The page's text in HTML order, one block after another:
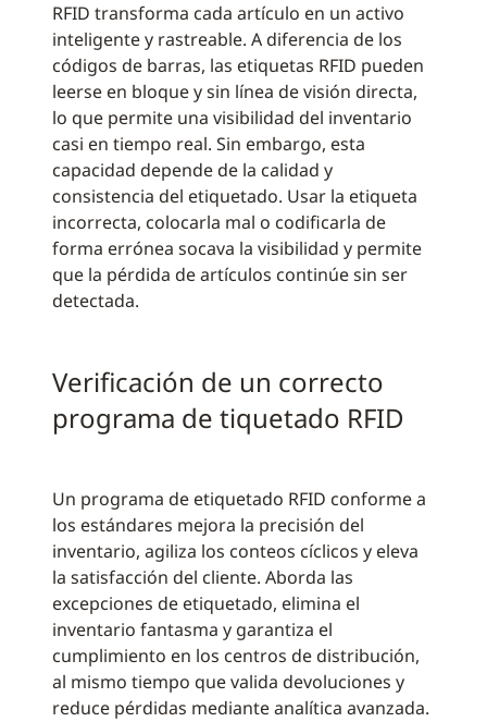
RFID transforma cada artículo en un activo
inteligente y rastreable. A diferencia de los
códigos de barras, las etiquetas RFID pueden
leerse en bloque y sin línea de visión directa,
lo que permite una visibilidad del inventario
casi en tiempo real. Sin embargo, esta
capacidad depende de la calidad y
consistencia del etiquetado. Usar la etiqueta
incorrecta, colocarla mal o codificarla de
forma errónea socava la visibilidad y permite
que la pérdida de artículos continúe sin ser
detectada.
Verificación de un correcto
programa de tiquetado RFID
Un programa de etiquetado RFID conforme a
los estándares mejora la precisión del
inventario, agiliza los conteos cíclicos y eleva
la satisfacción del cliente. Aborda las
excepciones de etiquetado, elimina el
inventario fantasma y garantiza el
cumplimiento en los centros de distribución,
al mismo tiempo que valida devoluciones y
reduce pérdidas mediante analítica avanzada.